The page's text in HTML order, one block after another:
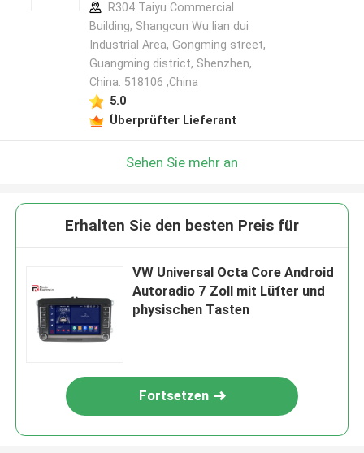
R304 Taiyu Commercial
Building, Shangcun Wu lian dui
Industrial Area, Gongming street,
Guangming district, Shenzhen,
China. 518106 ,China
5.0
Überprüfter Lieferant
Sehen Sie mehr an
Erhalten Sie den besten Preis für
VW Universal Octa Core Android
Autoradio 7 Zoll mit Lüfter und
physischen Tasten
Fortsetzen